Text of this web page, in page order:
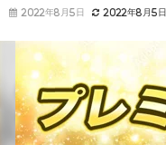
2022年8月5日 2022年8月5日